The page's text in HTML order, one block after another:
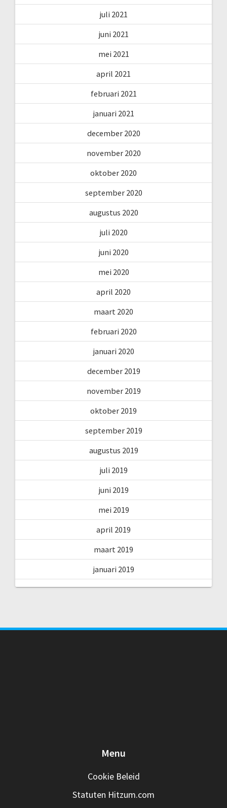
juli 2021
juni 2021
mei 2021
april 2021
februari 2021
januari 2021
december 2020
november 2020
oktober 2020
september 2020
augustus 2020
juli 2020
juni 2020
mei 2020
april 2020
maart 2020
februari 2020
januari 2020
december 2019
november 2019
oktober 2019
september 2019
augustus 2019
juli 2019
juni 2019
mei 2019
april 2019
maart 2019
januari 2019
Menu
Cookie Beleid
Statuten Hitzum.com